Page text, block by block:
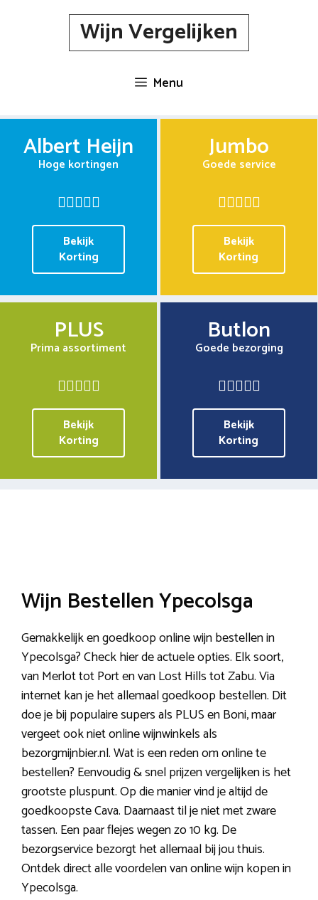
Wijn Vergelijken
Menu
Albert Heijn
Hoge kortingen
Bekijk
Korting
Jumbo
Goede service
Bekijk
Korting
PLUS
Prima assortiment
Bekijk
Korting
Butlon
Goede bezorging
Bekijk
Korting
Wijn Bestellen Ypecolsga
Gemakkelijk en goedkoop online wijn bestellen in
Ypecolsga? Check hier de actuele opties. Elk soort,
van Merlot tot Port en van Lost Hills tot Zabu. Via
internet kan je het allemaal goedkoop bestellen. Dit
doe je bij populaire supers als PLUS en Boni, maar
vergeet ook niet online wijnwinkels als
bezorgmijnbier.nl. Wat is een reden om online te
bestellen? Eenvoudig & snel prijzen vergelijken is het
grootste pluspunt. Op die manier vind je altijd de
goedkoopste Cava. Daarnaast til je niet met zware
tassen. Een paar flejes wegen zo 10 kg. De
bezorgservice bezorgt het allemaal bij jou thuis.
Ontdek direct alle voordelen van online wijn kopen in
Ypecolsga.